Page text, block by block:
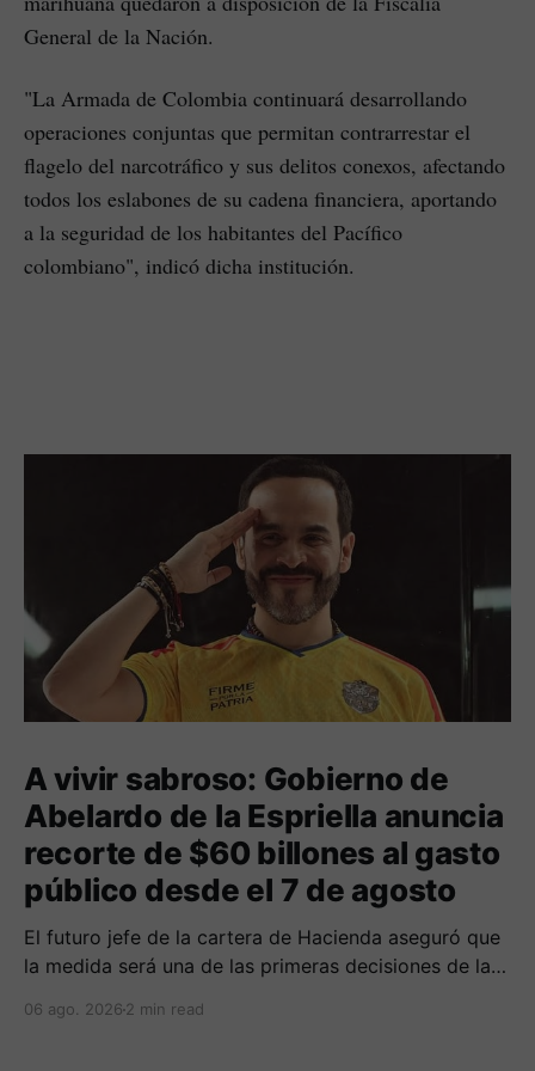
General de la Nación.
"La Armada de Colombia continuará desarrollando
operaciones conjuntas que permitan contrarrestar el
flagelo del narcotráfico y sus delitos conexos, afectando
todos los eslabones de su cadena financiera, aportando
a la seguridad de los habitantes del Pacífico
colombiano", indicó dicha institución.
A vivir sabroso: Gobierno de
Abelardo de la Espriella anuncia
recorte de $60 billones al gasto
público desde el 7 de agosto
El futuro jefe de la cartera de Hacienda aseguró que
la medida será una de las primeras decisiones de la
agosto.
06 ago. 2026 2 min read